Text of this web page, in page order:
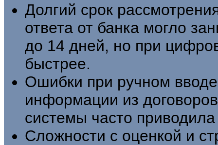
Долгий срок
ответа от банка могло
до 14 дней, но при
быстрее.
Ошибки при ручном
информации из
системы часто
Сложности с оценкой и